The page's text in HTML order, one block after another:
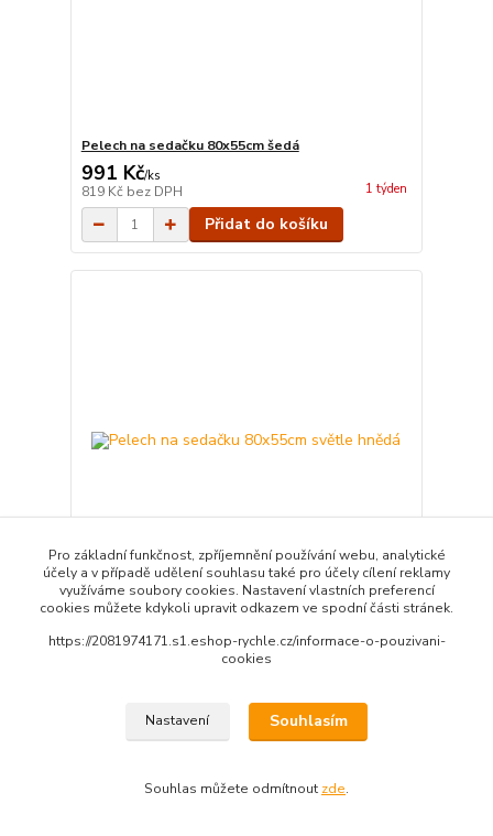
Pelech na sedačku 80x55cm šedá
991 Kč/ks
819 Kč bez DPH 1 týden
Přidat do košíku
Pelech na sedačku 80x55cm světle hnědá
991 Kč/ks
Přidat do košíku
Pro základní funkčnost, zpříjemnění používání webu, analytické
účely a v případě udělení souhlasu také pro účely cílení reklamy
využíváme soubory cookies. Nastavení vlastních preferencí
cookies můžete kdykoli upravit odkazem ve spodní části stránek.
https://2081974171.s1.eshop-rychle.cz/informace-o-pouzivani-
cookies
Nastavení Souhlasím
Souhlas můžete odmítnout zde.